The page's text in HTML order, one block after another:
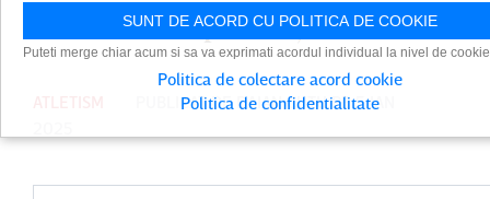
fost eliberat pe cauţiune
PUBLICAT DE DAIAN CUTUPE 5 IAN
SUNT DE ACORD CU POLITICA DE COOKIE
Puteti merge chiar acum si sa va exprimati acordul individual la nivel de
Politica de colectare acord cookie
Politica de confidentialitate